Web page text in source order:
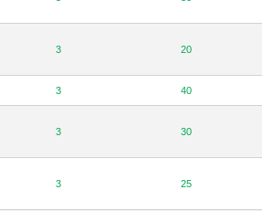
3 20
3 40
3 30
3 25